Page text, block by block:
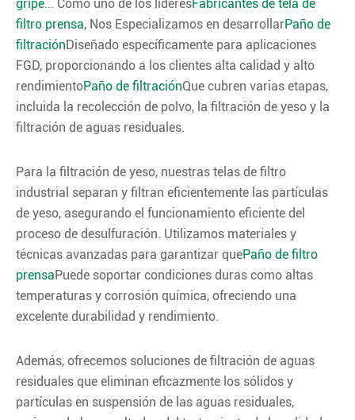
gripe... Como uno de los líderesFabricantes de tela de
filtro prensa, Nos Especializamos en desarrollarPaño de
filtraciónDiseñado específicamente para aplicaciones
FGD, proporcionando a los clientes alta calidad y alto
rendimientoPaño de filtraciónQue cubren varias etapas,
incluida la recolección de polvo, la filtración de yeso y la
filtración de aguas residuales.
Para la filtración de yeso, nuestras telas de filtro
industrial separan y filtran eficientemente las partículas
de yeso, asegurando el funcionamiento eficiente del
proceso de desulfuración. Utilizamos materiales y
técnicas avanzadas para garantizar quePaño de filtro
prensaPuede soportar condiciones duras como altas
temperaturas y corrosión química, ofreciendo una
excelente durabilidad y rendimiento.
Además, ofrecemos soluciones de filtración de aguas
residuales que eliminan eficazmente los sólidos y
partículas en suspensión de las aguas residuales,